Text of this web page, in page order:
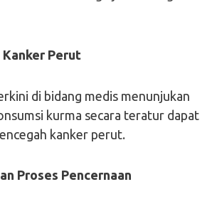
Kanker Perut
di bidang medis menunjukan
kurma secara teratur dapat
kanker perut.
Proses Pencernaan